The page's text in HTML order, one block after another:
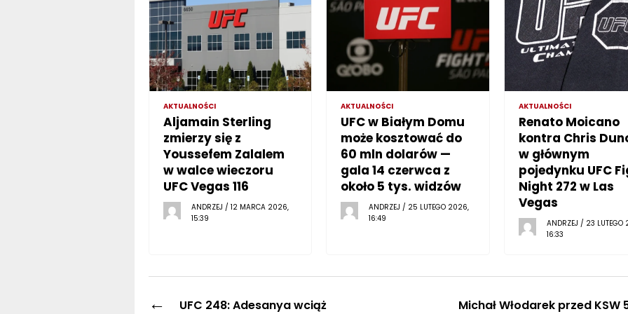
AKTUALNOŚCI
Aljamain Sterling
zmierzy się z
Youssefem Zalalem
w walce wieczoru
UFC Vegas 116
ANDRZEJ / 12 MARCA 2026,
15:39
AKTUALNOŚCI
UFC w Białym Domu
może kosztować do
60 mln dolarów —
gala 14 czerwca z
około 5 tys. widzów
ANDRZEJ / 25 LUTEGO 2026,
16:49
AKTUALNOŚCI
Renato Moicano
kontra Chris
w głównym
pojedynku UFC
Night 272 w Las
Vegas
ANDRZEJ / 23 LUTEGO
16:33
← UFC 248: Adesanya wciąż Michał Włodarek przed KSW